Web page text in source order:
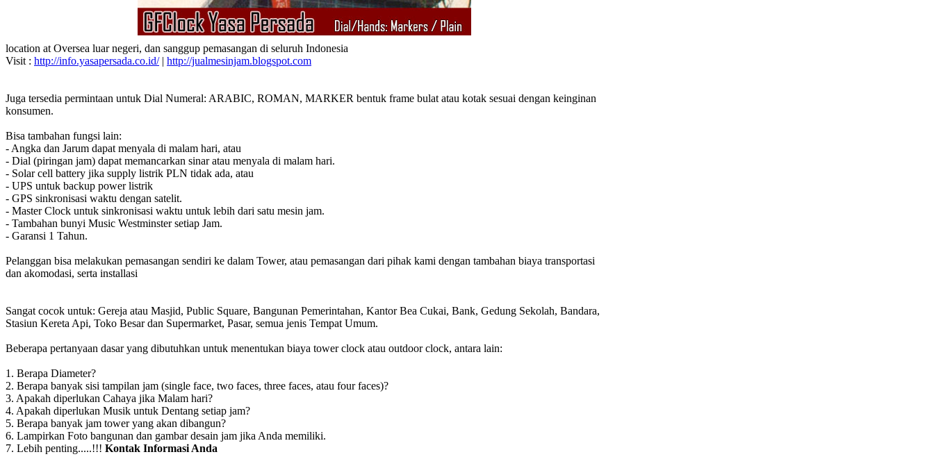
location at Oversea luar negeri, dan sanggup pemasangan di seluruh Indonesia
Visit : http://info.yasapersada.co.id/| http://jualmesinjam.blogspot.com
Juga tersedia permintaan untuk Dial Numeral: ARABIC, ROMAN, MARKER bentuk frame bulat atau kotak sesuai dengan keinginan
konsumen.
Bisa tambahan fungsi lain:
- Angka dan Jarum dapat menyala di malam hari, atau
- Dial (piringan jam) dapat memancarkan sinar atau menyala di malam hari.
- Solar cell battery jika supply listrik PLN tidak ada, atau
- UPS untuk backup power listrik
- GPS sinkronisasi waktu dengan satelit.
- Master Clock untuk sinkronisasi waktu untuk lebih dari satu mesin jam.
- Tambahan bunyi Music Westminster setiap Jam.
- Garansi 1 Tahun.
Pelanggan bisa melakukan pemasangan sendiri ke dalam Tower, atau pemasangan dari pihak kami dengan tambahan biaya transportasi
dan akomodasi, serta installasi
Sangat cocok untuk: Gereja atau Masjid, Public Square, Bangunan Pemerintahan, Kantor Bea Cukai, Bank, Gedung Sekolah, Bandara,
Stasiun Kereta Api, Toko Besar dan Supermarket, Pasar, semua jenis Tempat Umum.
Beberapa pertanyaan dasar yang dibutuhkan untuk menentukan biaya tower clock atau outdoor clock, antara lain:
1. Berapa Diameter?
2. Berapa banyak sisi tampilan jam (single face, two faces, three faces, atau four faces)?
3. Apakah diperlukan Cahaya jika Malam hari?
4. Apakah diperlukan Musik untuk Dentang setiap jam?
5. Berapa banyak jam tower yang akan dibangun?
6. Lampirkan Foto bangunan dan gambar desain jam jika Anda memiliki.
7. Lebih penting.....!!! Kontak Informasi Anda